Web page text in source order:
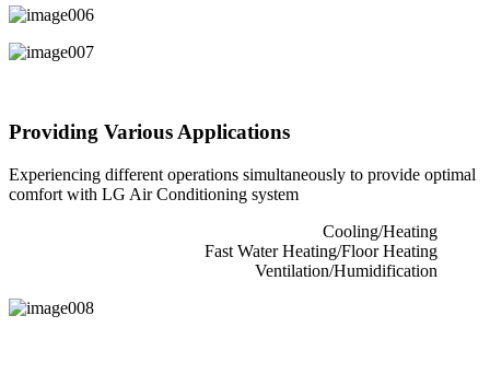
Providing Various Applications
Experiencing different operations simultaneously to provide optimal
comfort with LG Air Conditioning system
Cooling/Heating
Fast Water Heating/Floor Heating
Ventilation/Humidification